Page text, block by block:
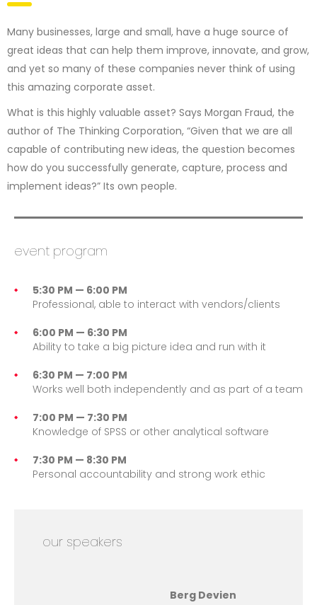
Many businesses, large and small, have a huge source of
great ideas that can help them improve, innovate, and grow,
and yet so many of these companies never think of using
this amazing corporate asset.
What is this highly valuable asset? Says Morgan Fraud, the
author of The Thinking Corporation, “Given that we are all
capable of contributing new ideas, the question becomes
how do you successfully generate, capture, process and
implement ideas?” Its own people.
event program
5:30 PM — 6:00 PM
Professional, able to interact with vendors/clients
6:00 PM — 6:30 PM
Ability to take a big picture idea and run with it
6:30 PM — 7:00 PM
Works well both independently and as part of a team
7:00 PM — 7:30 PM
Knowledge of SPSS or other analytical software
7:30 PM — 8:30 PM
Personal accountability and strong work ethic
our speakers
Berg Devien